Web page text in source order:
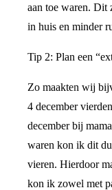
aan toe waren. Dit
in huis en minder
Tip 2: Plan een
Zo maakten wij
4 december
december bij
waren kon ik dit
vieren. Hierdoor
kon ik zowel met